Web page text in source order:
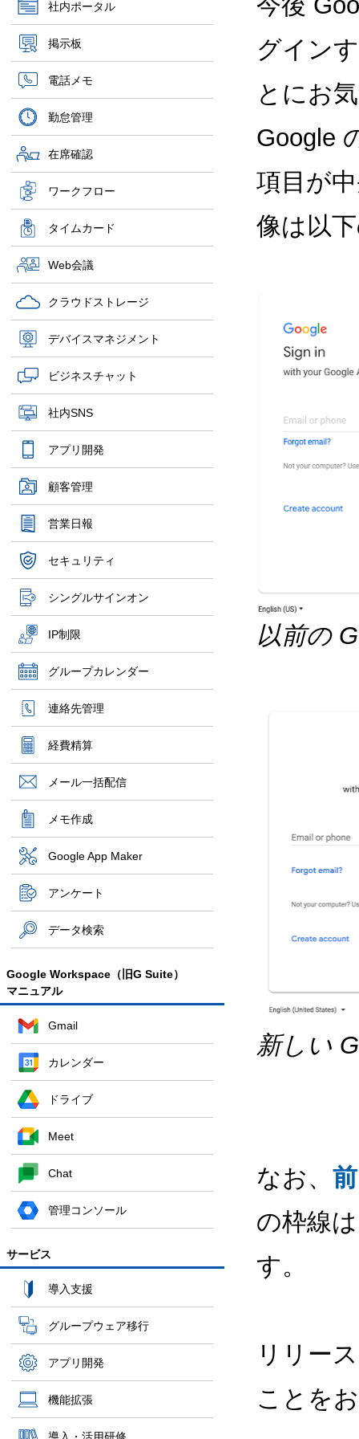
社内ポータル
掲示板
電話メモ
勤怠管理
在席確認
ワークフロー
タイムカード
Web会議
クラウドストレージ
デバイスマネジメント
ビジネスチャット
社内SNS
アプリ開発
顧客管理
営業日報
セキュリティ
シングルサインオン
IP制限
グループカレンダー
連絡先管理
経費精算
メール一括配信
メモ作成
Google App Maker
アンケート
データ検索
Google Workspace（旧G Suite）
マニュアル
Gmail
カレンダー
ドライブ
Meet
Chat
管理コンソール
サービス
導入支援
グループウェア移行
アプリ開発
機能拡張
グイン
とにお
Google
項目が
像は以
以前の
新しい
なお、
の枠線
す。
リリー
ことを